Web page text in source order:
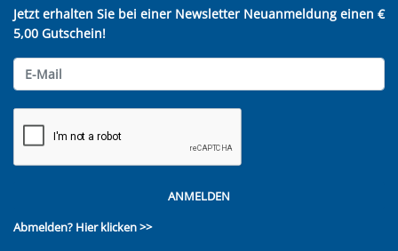
Jetzt erhalten Sie bei einer Newsletter Neuanmeldung einen €
5,00 Gutschein!
ANMELDEN
Abmelden? Hier klicken >>